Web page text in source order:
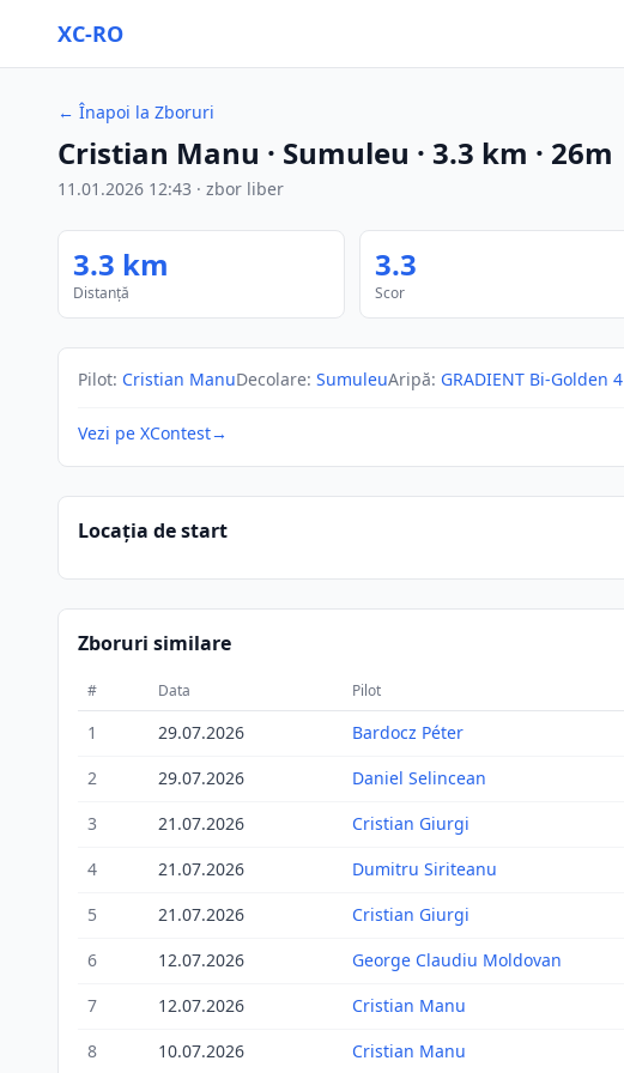
XC-RO
← Înapoi la Zboruri
Cristian Manu · Sumuleu · 3.3 km · 26m
11.01.2026 12:43 · zbor liber
3.3 km
Distanță
3.3
Scor
Pilot: Cristian ManuDecolare: SumuleuAripă: GRADIENT Bi-Golden 4
Vezi pe XContest→
Locația de start
Zboruri similare
# Data Pilot
1 29.07.2026 Bardocz Péter
2
29.07.2026 Daniel Selincean
3
21.07.2026 Cristian Giurgi
4
21.07.2026 Dumitru Siriteanu
5
21.07.2026 Cristian Giurgi
6
12.07.2026 George Claudiu Moldovan
7
12.07.2026 Cristian Manu
8
10.07.2026 Cristian Manu